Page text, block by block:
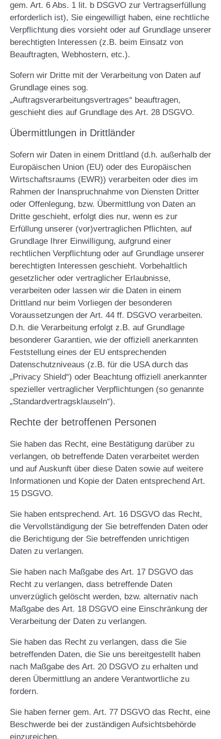
gem. Art. 6 Abs. 1 lit. b DSGVO zur Vertragserfüllung
erforderlich ist), Sie eingewilligt haben, eine rechtliche
Verpflichtung dies vorsieht oder auf Grundlage unserer
berechtigten Interessen (z.B. beim Einsatz von
Beauftragten, Webhostern, etc.).
Sofern wir Dritte mit der Verarbeitung von Daten auf
Grundlage eines sog.
„Auftragsverarbeitungsvertrages“ beauftragen,
geschieht dies auf Grundlage des Art. 28 DSGVO.
Übermittlungen in Drittländer
Sofern wir Daten in einem Drittland (d.h. außerhalb der
Europäischen Union (EU) oder des Europäischen
Wirtschaftsraums (EWR)) verarbeiten oder dies im
Rahmen der Inanspruchnahme von Diensten Dritter
oder Offenlegung, bzw. Übermittlung von Daten an
Dritte geschieht, erfolgt dies nur, wenn es zur
Erfüllung unserer (vor)vertraglichen Pflichten, auf
Grundlage Ihrer Einwilligung, aufgrund einer
rechtlichen Verpflichtung oder auf Grundlage unserer
berechtigten Interessen geschieht. Vorbehaltlich
gesetzlicher oder vertraglicher Erlaubnisse,
verarbeiten oder lassen wir die Daten in einem
Drittland nur beim Vorliegen der besonderen
Voraussetzungen der Art. 44 ff. DSGVO verarbeiten.
D.h. die Verarbeitung erfolgt z.B. auf Grundlage
besonderer Garantien, wie der offiziell anerkannten
Feststellung eines der EU entsprechenden
Datenschutzniveaus (z.B. für die USA durch das
„Privacy Shield“) oder Beachtung offiziell anerkannter
spezieller vertraglicher Verpflichtungen (so genannte
„Standardvertragsklauseln“).
Rechte der betroffenen Personen
Sie haben das Recht, eine Bestätigung darüber zu
verlangen, ob betreffende Daten verarbeitet werden
und auf Auskunft über diese Daten sowie auf weitere
Informationen und Kopie der Daten entsprechend Art.
15 DSGVO.
Sie haben entsprechend. Art. 16 DSGVO das Recht,
die Vervollständigung der Sie betreffenden Daten oder
die Berichtigung der Sie betreffenden unrichtigen
Daten zu verlangen.
Sie haben nach Maßgabe des Art. 17 DSGVO das
Recht zu verlangen, dass betreffende Daten
unverzüglich gelöscht werden, bzw. alternativ nach
Maßgabe des Art. 18 DSGVO eine Einschränkung der
Verarbeitung der Daten zu verlangen.
Sie haben das Recht zu verlangen, dass die Sie
betreffenden Daten, die Sie uns bereitgestellt haben
nach Maßgabe des Art. 20 DSGVO zu erhalten und
deren Übermittlung an andere Verantwortliche zu
fordern.
Sie haben ferner gem. Art. 77 DSGVO das Recht, eine
Beschwerde bei der zuständigen Aufsichtsbehörde
einzureichen.